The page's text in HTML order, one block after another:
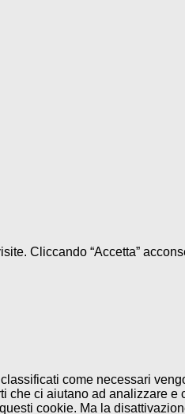
Cliccando “Accetta”
come necessari
ci aiutano ad analizzare e
cookie. Ma la